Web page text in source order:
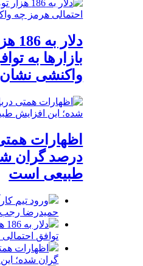
بازارها به
واکنشی نشان
درصد گران
طبیعی است
ورود تیم
حمیدرضا
توافق
گران شده؛